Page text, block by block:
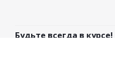
Будьте всегда в курсе!